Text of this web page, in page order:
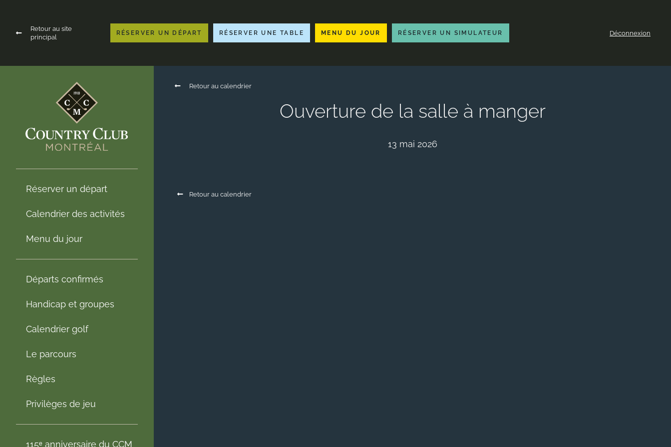
Retour au site
principal
RÉSERVER UN DÉPART RÉSERVER UNE TABLE MENU DU JOUR RÉSERVER UN SIMULATEUR Déconnexion
Réserver un départ
Calendrier des activités
Menu du jour
Départs confirmés
Handicap et groupes
Calendrier golf
Le parcours
Règles
Privilèges de jeu
115ᵉ anniversaire du CCM
Retour au calendrier
Ouverture de la salle à manger
13 mai 2026
Retour au calendrier